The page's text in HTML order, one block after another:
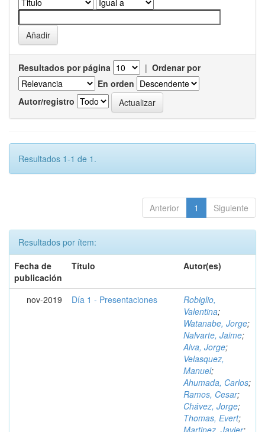
Resultados por página | Ordenar por
En orden
Autor/registro
Resultados 1-1 de 1.
Anterior 1 Siguiente
Resultados por ítem:
Fecha de
publicación
Título Autor(es)
nov-2019 Día 1 - Presentaciones
Robiglio,
Valentina;
Watanabe, Jorge;
Nalvarte, Jaime;
Alva, Jorge;
Velasquez,
Manuel;
Ahumada, Carlos;
Ramos, Cesar;
Chávez, Jorge;
Thomas, Evert;
Martinez, Javier;